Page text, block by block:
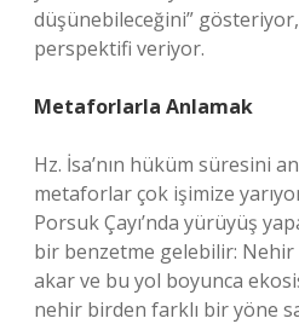
düşünebileceğini”
perspektifi veriyor.
Metaforlarla Anlamak
Hz. İsa’nın hüküm süresini
metaforlar çok işimize
Porsuk Çayı’nda yürüyüş
bir benzetme gelebilir:
akar ve bu yol boyunca
nehir birden farklı bir yöne